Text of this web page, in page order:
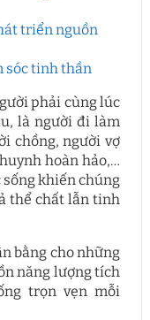
triển nguồn
sóc tinh thần
phải cùng lúc
là người đi làm
chồng, người vợ
hoàn hảo,…
khiến chúng
thể chất lẫn tinh
bằng cho những
năng lượng tích
trọn vẹn mỗi